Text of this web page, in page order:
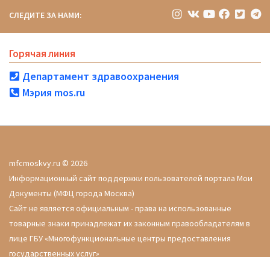
СЛЕДИТЕ ЗА НАМИ:
Горячая линия
Департамент здравоохранения
Мэрия mos.ru
mfcmoskvy.ru © 2026
Информационный сайт поддержки пользователей портала Мои
Документы (МФЦ города Москва)
Сайт не является официальным - права на использованные
товарные знаки принадлежат их законным правообладателям в
лице ГБУ «Многофункциональные центры предоставления
государственных услуг»